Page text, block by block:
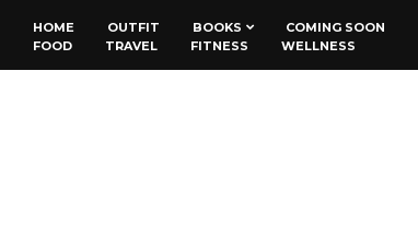
HOME OUTFIT BOOKS COMING SOON
FOOD
TRAVEL FITNESS WELLNESS